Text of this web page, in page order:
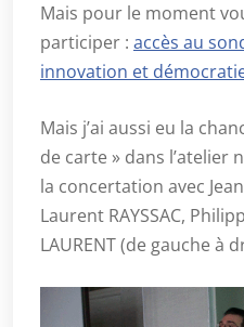
Mais pour le moment
participer : accès au
innovation et
Mais j’ai aussi eu la
de carte » dans l’atelier
la concertation avec
Laurent RAYSSAC,
LAURENT (de gauche à